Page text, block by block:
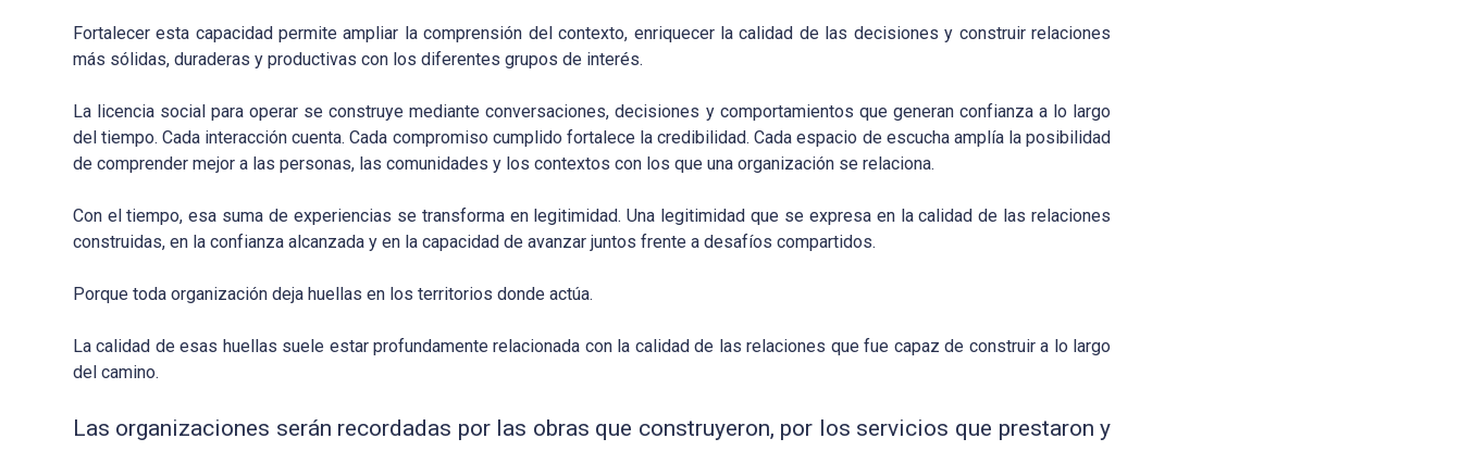
Fortalecer esta capacidad permite ampliar la comprensión del contexto, enriquecer la calidad de las decisiones y construir relaciones
más sólidas, duraderas y productivas con los diferentes grupos de interés.
La licencia social para operar se construye mediante conversaciones, decisiones y comportamientos que generan confianza a lo largo
del tiempo. Cada interacción cuenta. Cada compromiso cumplido fortalece la credibilidad. Cada espacio de escucha amplía la posibilidad
de comprender mejor a las personas, las comunidades y los contextos con los que una organización se relaciona.
Con el tiempo, esa suma de experiencias se transforma en legitimidad. Una legitimidad que se expresa en la calidad de las relaciones
construidas, en la confianza alcanzada y en la capacidad de avanzar juntos frente a desafíos compartidos.
Porque toda organización deja huellas en los territorios donde actúa.
La calidad de esas huellas suele estar profundamente relacionada con la calidad de las relaciones que fue capaz de construir a lo largo
del camino.
Las organizaciones serán recordadas por las obras que construyeron, por los servicios que prestaron y